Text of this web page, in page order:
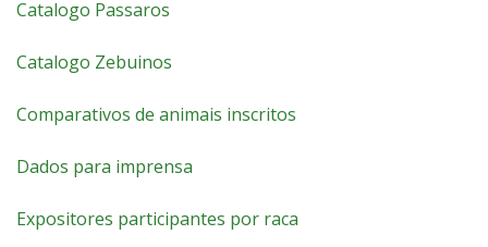
Catalogo Passaros
Catalogo Zebuinos
Comparativos de animais inscritos
Dados para imprensa
Expositores participantes por raca